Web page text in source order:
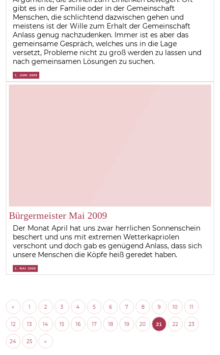
gibt es in der Familie oder in der Gemeinschaft
Menschen, die schlichtend dazwischen gehen und
meistens ist der Wille zum Erhalt der Gemeinschaft
Anlass genug nachzudenken. Immer ist es aber das
gemeinsame Gespräch, welches uns in die Lage
versetzt, Probleme nicht zu groß werden zu lassen und
nach gemeinsamen Lösungen zu suchen.
1. JUNI 2009
Bürgermeister Mai 2009
Der Monat April hat uns zwar herrlichen Sonnenschein
beschert und uns mit extremen Wetterkapriolen
verschont und doch gab es genügend Anlass, dass sich
unsere Menschen die Köpfe heiß geredet haben.
1. MAI 2009
« 1 2 3 4 5 6 7 8 9 10 11
12 13 14 15 16 17 18 19 20 21 22 23
24 25 »